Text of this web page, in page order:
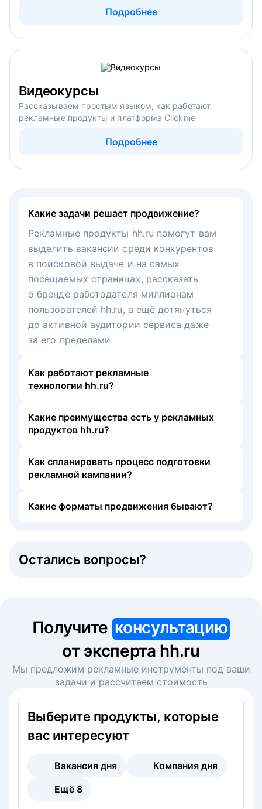
Подробнее
Видеокурсы
Рассказываем простым языком, как работают
рекламные продукты и платформа Clickme
Подробнее
Какие задачи решает продвижение?
Рекламные продукты hh.ru помогут вам
выделить вакансии среди конкурентов
в поисковой выдаче и на самых
посещаемых страницах, рассказать
о бренде работодателя миллионам
пользователей hh.ru, а ещё дотянуться
до активной аудитории сервиса даже
за его пределами.
Как работают рекламные
технологии hh.ru?
Какие преимущества есть у рекламных
продуктов hh.ru?
Как спланировать процесс подготовки
рекламной кампании?
Какие форматы продвижения бывают?
Остались вопросы?
Получите консультацию
от эксперта hh.ru
Мы предложим рекламные инструменты под ваши
задачи и рассчитаем стоимость
Выберите продукты, которые
вас интересуют
Вакансия дня
Компания дня
Ещё 8